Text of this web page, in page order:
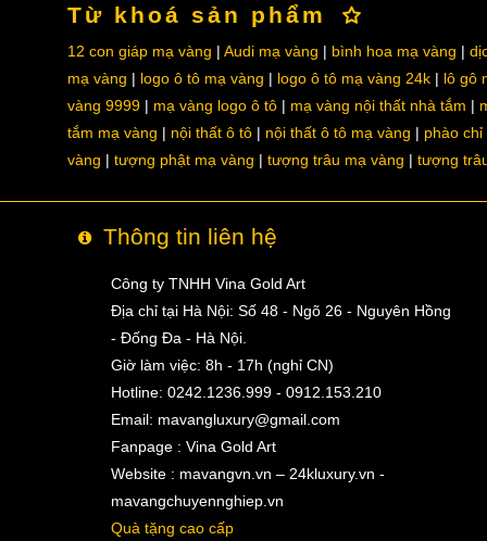
Từ khoá sản phẩm
12 con giáp mạ vàng Audi mạ vàng bình hoa mạ vàng
mạ vàng
logo ô tô mạ vàng logo ô tô mạ vàng 24k
lô gô
vàng 9999
mạ vàng logo ô tô mạ vàng nội thất nhà tắm
tắm mạ vàng
nội thất ô tô nội thất ô tô mạ vàng
phào chỉ
vàng
tượng phật mạ vàng tượng trâu mạ vàng tượng
Thông tin liên hệ
Công ty TNHH Vina Gold Art
Địa chỉ tại Hà Nội: Số 48 - Ngõ 26 - Nguyên Hồng
- Đống Đa - Hà Nội.
Giờ làm việc: 8h - 17h (nghỉ CN)
Hotline: 0242.1236.999 - 0912.153.210
Email: mavangluxury@gmail.com
Fanpage : Vina Gold Art
Website : mavangvn.vn – 24kluxury.vn -
mavangchuyennghiep.vn
Quà tặng cao cấp